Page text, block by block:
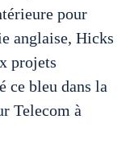
pour
anglaise, Hicks
projets
ce bleu dans la
Telecom à